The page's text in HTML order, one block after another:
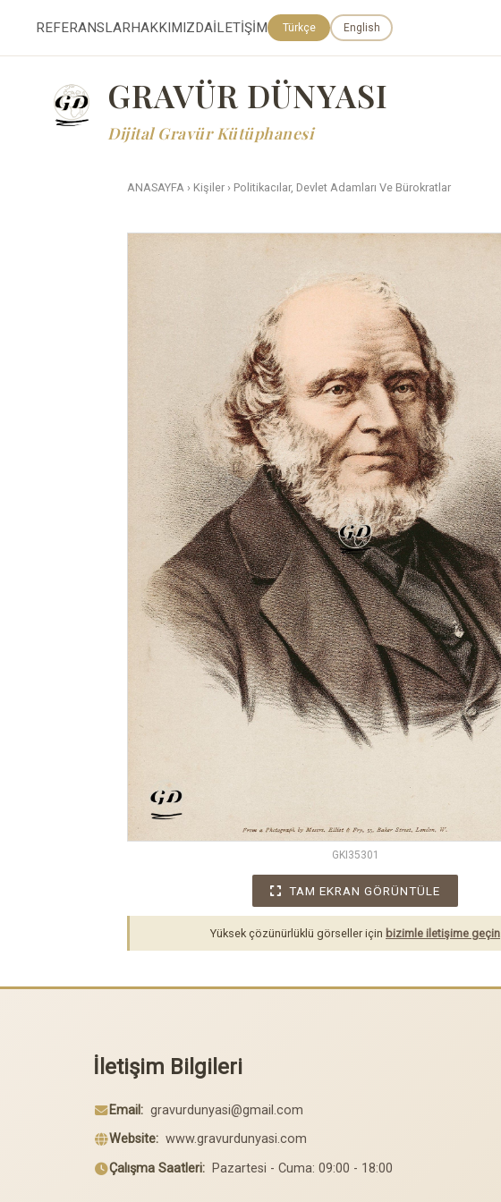
REFERANSLARHAKKIMIZDAİLETİŞİM Türkçe English
GRAVÜR DÜNYASI
Dijital Gravür Kütüphanesi
ANASAYFA › Kişiler › Politikacılar, Devlet Adamları Ve Bürokratlar
GKI35301
TAM EKRAN GÖRÜNTÜLE
Yüksek çözünürlüklü görseller için bizimle iletişime geçin
İletişim Bilgileri
Email: gravurdunyasi@gmail.com
Website: www.gravurdunyasi.com
Çalışma Saatleri: Pazartesi - Cuma: 09:00 - 18:00